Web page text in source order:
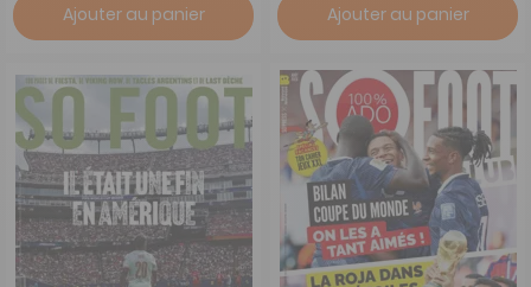
Ajouter au panier Ajouter au panier